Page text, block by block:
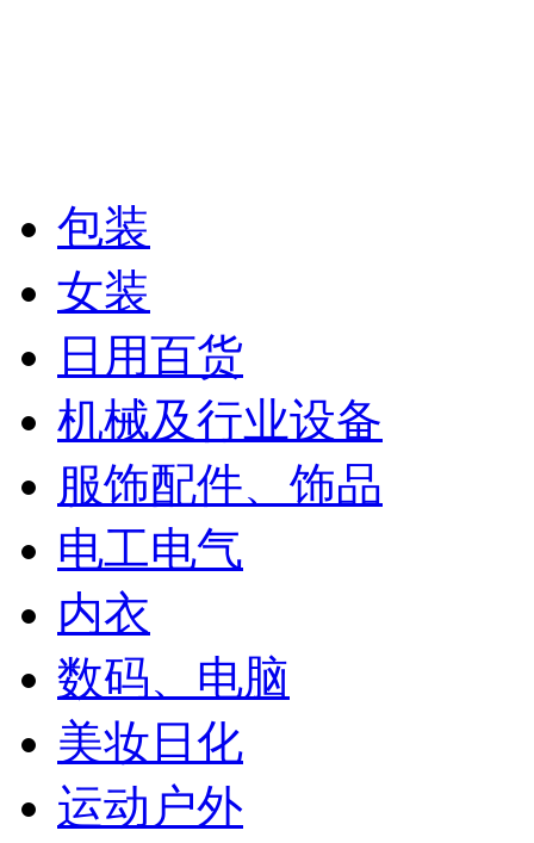
包装
女装
日用百货
机械及行业设备
服饰配件、饰品
电工电气
内衣
数码、电脑
美妆日化
运动户外